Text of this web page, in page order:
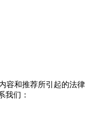
容和推荐所引起的法律
我们：